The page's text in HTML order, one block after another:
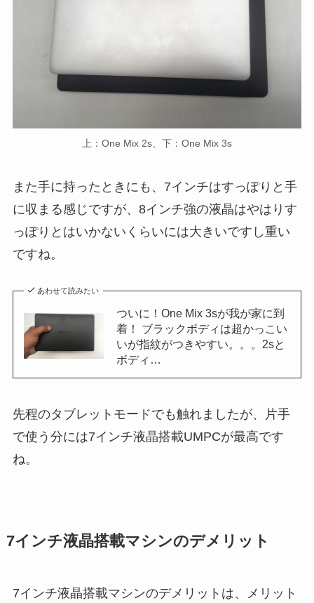
上：One Mix 2s、下：One Mix 3s
また手に持ったときにも、7インチはすっぽりと手
に収まる感じですが、8インチ強の液晶はやはりす
っぽりとはいかないくらいには大きいですし重い
ですね。
あわせて読みたい
ついに！One Mix 3sが我が家に到
着！ ブラックボディは超かっこい
いが指紋がつきやすい。。。2sと
ボディ…
先程のタブレットモードでも触れましたが、片手
で使う分には7インチ液晶搭載UMPCが最高です
ね。
7インチ液晶搭載マシンのデメリット
7インチ液晶搭載マシンのデメリットは、メリット